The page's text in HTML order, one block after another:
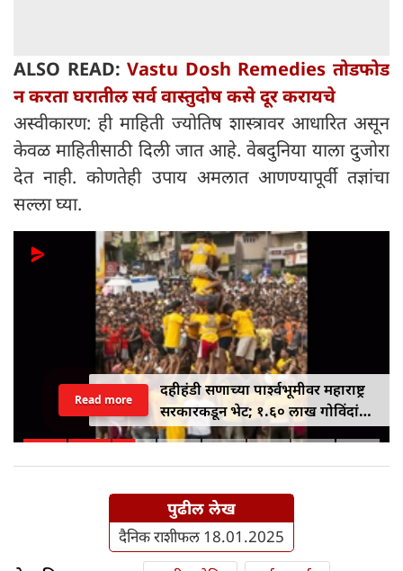
ALSO READ:Vastu Dosh Remedies तोडफोड
न करता घरातील सर्व वास्तुदोष कसे दूर करायचे
अस्वीकारण: ही माहिती ज्योतिष शास्त्रावर आधारित असून
केवळ माहितीसाठी दिली जात आहे. वेबदुनिया याला दुजोरा
देत नाही. कोणतेही उपाय अमलात आणण्यापूर्वी तज्ञांचा
सल्ला घ्या.
दहीहंडी सणाच्या पार्श्वभूमीवर महाराष्ट्र
सरकारकडून भेट; १.६० लाख गोविंदांना
१० लाख रुपयांपर्यंतचे विमा संरक्षण
Read more
पुढील लेख
दैनिक राशीफल 18.01.2025